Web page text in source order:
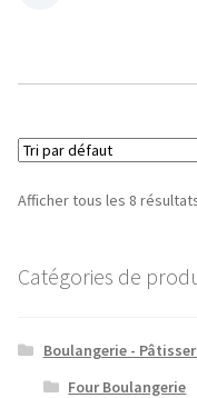
Afficher tous les 8
Catégories de
Boulangerie -
Four Boulangerie